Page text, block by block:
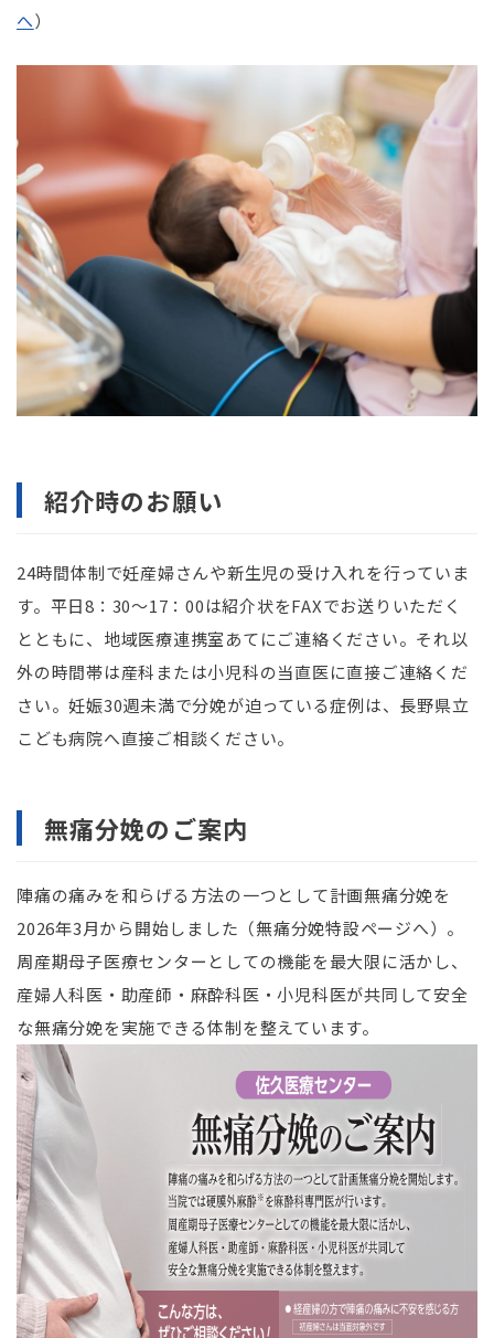
へ）
紹介時のお願い
24時間体制で妊産婦さんや新生児の受け入れを行っていま
す。平日8 ： 30～17 ： 00は紹介状をFAXでお送りいただく
とともに、地域医療連携室あてにご連絡ください。それ以
外の時間帯は産科または小児科の当直医に直接ご連絡くだ
さい。妊娠30週未満で分娩が迫っている症例は、長野県立
こども病院へ直接ご相談ください。
無痛分娩のご案内
陣痛の痛みを和らげる方法の一つとして計画無痛分娩を
2026年3月から開始しました（無痛分娩特設ページへ）。
周産期母子医療センターとしての機能を最大限に活かし、
産婦人科医・助産師・麻酔科医・小児科医が共同して安全
な無痛分娩を実施できる体制を整えています。